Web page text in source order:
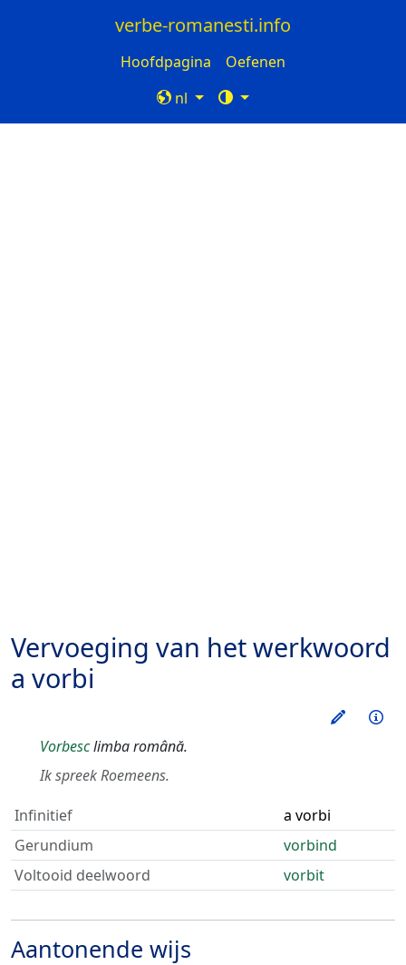
verbe-romanesti.info
Hoofdpagina
Oefenen
nl
Vervoeging van het werkwoord
a vorbi
Oefen
Vorbesclimba română.
Ik spreek Roemeens.
Infinitief
a vorbi
Gerundium
vorbind
Voltooid deelwoord
vorbit
Aantonende wijs